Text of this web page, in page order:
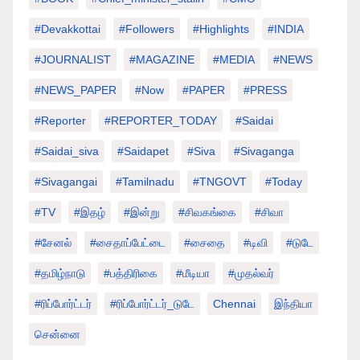
#devakkottai #followers #highlights #INDIA
#JOURNALIST #MAGAZINE #MEDIA #NEWS
#NEWS_PAPER #Now #PAPER #PRESS
#Reporter #REPORTER_TODAY #saidai
#saidai_siva #saidapet #Siva #Sivaganga
#sivagangai #tamilnadu #TNGOVT #today
#TV #இதழ் #இன்று #சிவகங்கை #சிவா
#சேனல் #சைதாப்பேட்டை #சைதை #டிவி #டுடே
#தமிழ்நாடு #பத்திரிகை #மீடியா #முதல்வர்
#ரிப்போர்ட்டர் #ரிப்போர்ட்டர்_டுடே Chennai இந்தியா
சென்னை